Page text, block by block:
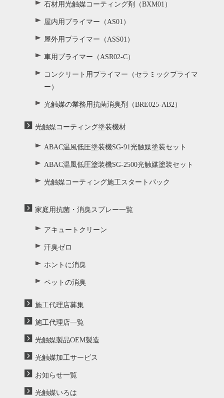
石材用光触媒コーティング剤（BXM01）
屋内用プライマー（AS01）
屋外用プライマー（ASS01）
車用プライマー（ASR02-C）
コンクリート用プライマー（セラミックプライマ
ー）
光触媒の業務用抗菌消臭剤（BRE025-AB2）
光触媒コーティング塗装機材
ABAC温風低圧塗装機SG-91光触媒塗装セット
ABAC温風低圧塗装機SG-2500光触媒塗装セット
光触媒コーティング施工スタートパック
家庭用抗菌・消臭スプレー一覧
アキュートクリーン
汗臭ゼロ
ホントに消臭
ペットの消臭
施工代理店募集
施工代理店一覧
光触媒製品OEM製造
光触媒加工サービス
お知らせ一覧
光触媒いろは